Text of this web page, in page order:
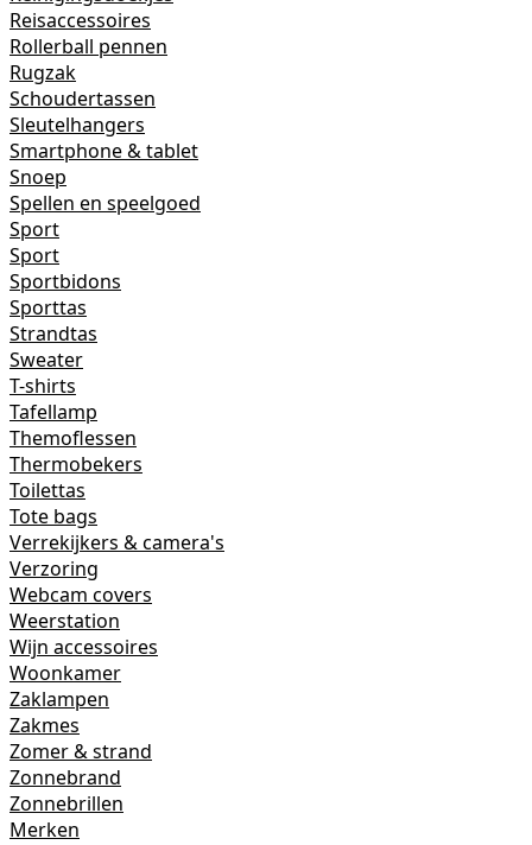
Reisaccessoires
Rollerball pennen
Rugzak
Schoudertassen
Sleutelhangers
Smartphone & tablet
Snoep
Spellen en speelgoed
Sport
Sport
Sportbidons
Sporttas
Strandtas
Sweater
T-shirts
Tafellamp
Themoflessen
Thermobekers
Toilettas
Tote bags
Verrekijkers & camera's
Verzoring
Webcam covers
Weerstation
Wijn accessoires
Woonkamer
Zaklampen
Zakmes
Zomer & strand
Zonnebrand
Zonnebrillen
Merken